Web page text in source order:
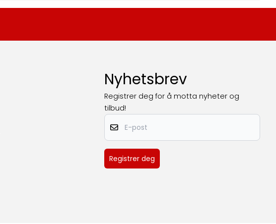
Nyhetsbrev
Registrer deg for å motta nyheter og
tilbud!
E-post
Registrer deg